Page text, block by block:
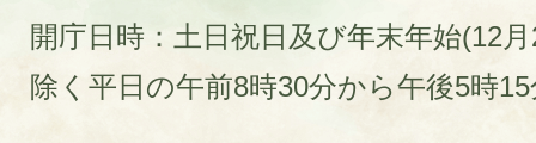
開庁日時：土日祝日及び年末年始(12
除く平日の午前8時30分から午後5時